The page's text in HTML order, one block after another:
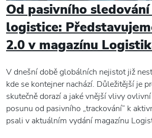
Od pasivního
logistice:
2.0 v magazínu
V dnešní době globálních nejistot již
kde se kontejner nachází. Důležitější je
skutečně dorazí a jaké vnější vlivy
posunu od pasivního „trackování“ k
psali v aktuálním vydání magazínu